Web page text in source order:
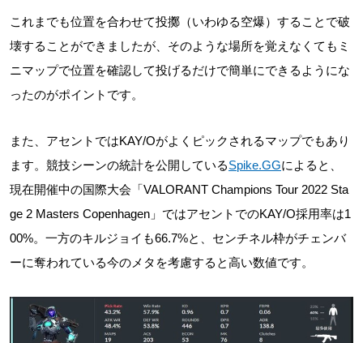
これまでも位置を合わせて投擲（いわゆる空爆）することで破
壊することができましたが、そのような場所を覚えなくてもミ
ニマップで位置を確認して投げるだけで簡単にできるようにな
ったのがポイントです。
また、アセントではKAY/Oがよくピックされるマップでもあり
ます。競技シーンの統計を公開しているSpike.GGによると、
現在開催中の国際大会「VALORANT Champions Tour 2022 Sta
ge 2 Masters Copenhagen」ではアセントでのKAY/O採用率は1
00%。一方のキルジョイも66.7%と、センチネル枠がチェンバ
ーに奪われている今のメタを考慮すると高い数値です。